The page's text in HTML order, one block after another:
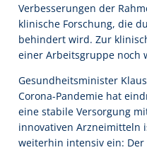
Verbesserungen der
klinische Forschung, die
behindert wird. Zur
einer Arbeitsgruppe noch
Gesundheitsminister
Corona-Pandemie hat
eine stabile Versorgung
innovativen Arzneimitteln
weiterhin intensiv ein: Der